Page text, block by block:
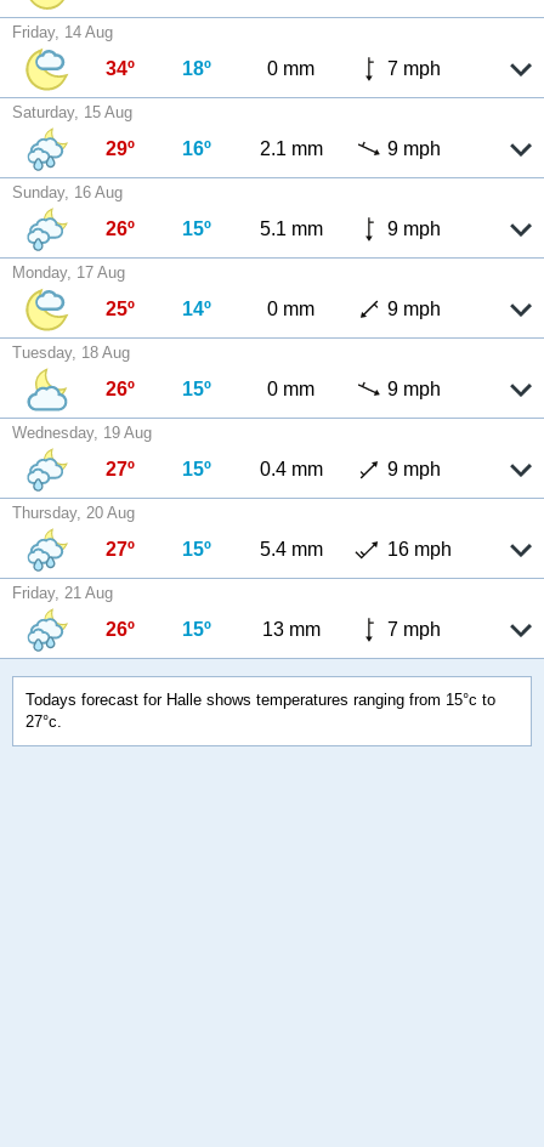
Friday, 14 Aug
34º 18º 0 mm 7 mph
Saturday, 15 Aug
29º 16º 2.1 mm 9 mph
Sunday, 16 Aug
26º 15º 5.1 mm 9 mph
Monday, 17 Aug
25º 14º 0 mm 9 mph
Tuesday, 18 Aug
26º 15º 0 mm 9 mph
Wednesday, 19 Aug
27º 15º 0.4 mm 9 mph
Thursday, 20 Aug
27º 15º 5.4 mm 16 mph
Friday, 21 Aug
26º 15º 13 mm 7 mph
Todays forecast for Halle shows temperatures ranging from 15°c to
27°c.